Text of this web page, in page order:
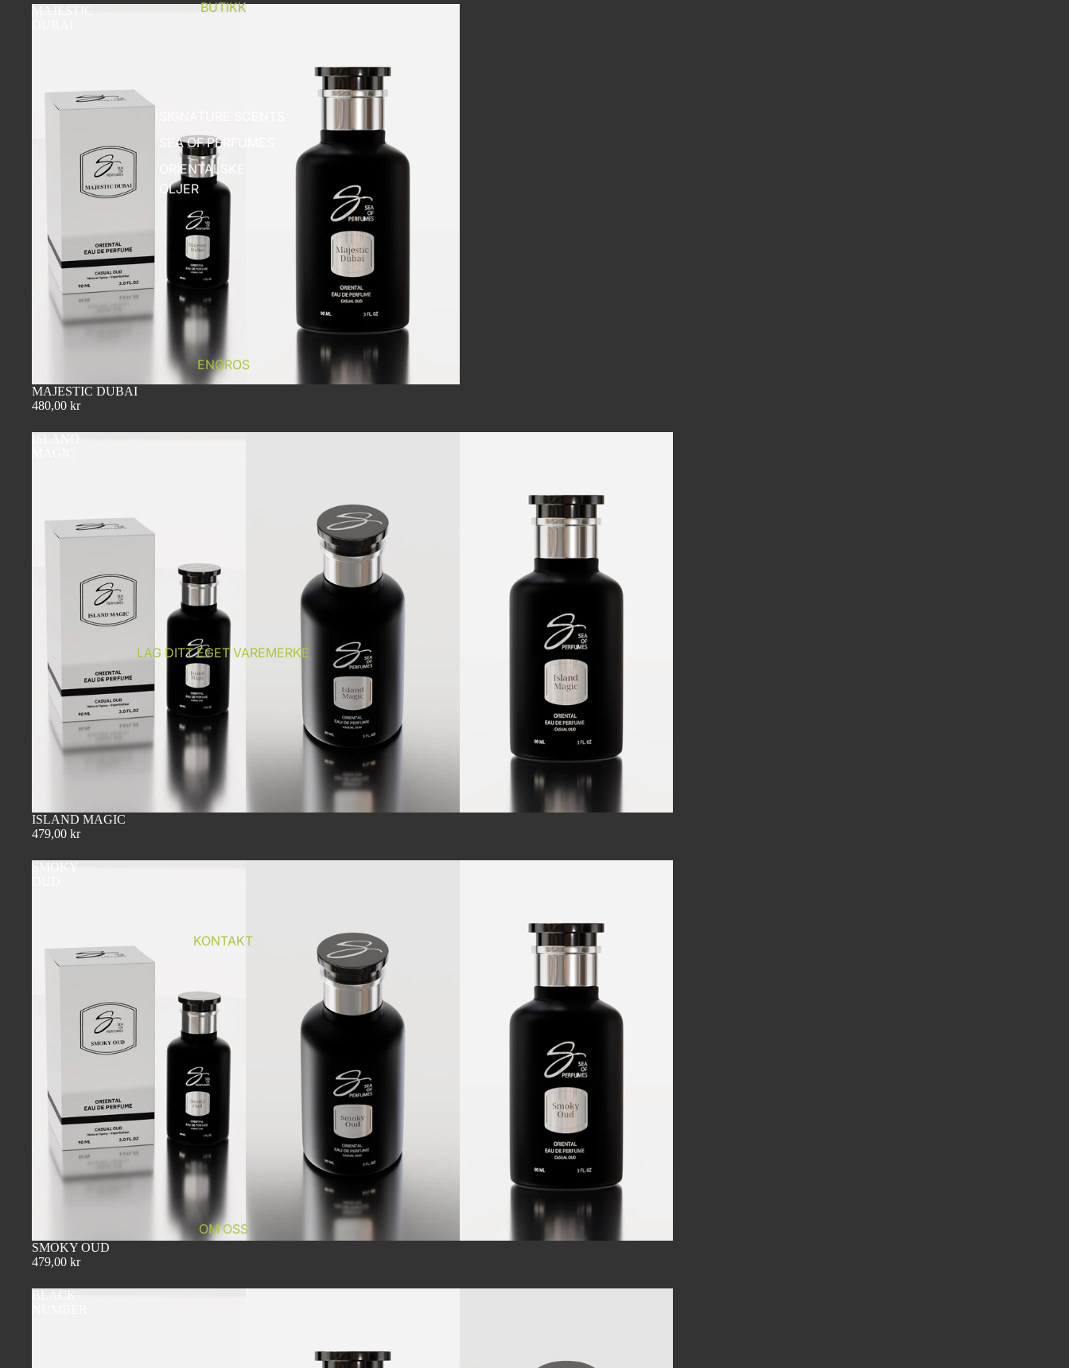
BUTIKK
SEA OF PERFUMES
ORIENTALSKE
OLJER
ENGROS
LAG DITT EGET VAREMERKE
KONTAKT
OM OSS
MAJESTIC
MAJESTIC DUBAI
480,00 kr
ISLAND
ISLAND MAGIC
479,00 kr
SMOKY
SMOKY OUD
479,00 kr
BLACK